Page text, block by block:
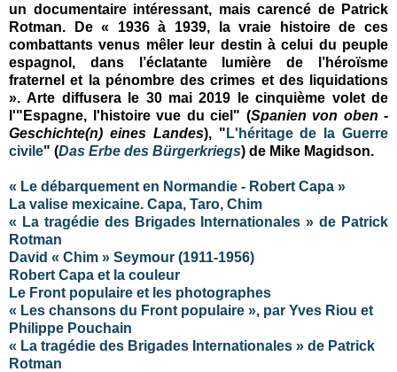
un documentaire intéressant, mais carencé de Patrick
Rotman. De « 1936 à 1939, la vraie histoire de ces
combattants venus mêler leur destin à celui du peuple
espagnol, dans l’éclatante lumière de l’héroïsme
fraternel et la pénombre des crimes et des liquidations
». Arte diffusera le 30 mai 2019 le cinquième volet de
l'"Espagne, l'histoire vue du ciel" (Spanien von oben -
Geschichte(n) eines Landes), " L'héritage de la Guerre
civile" (Das Erbe des Bürgerkriegs) de Mike Magidson.
« Le débarquement en Normandie - Robert Capa »
La valise mexicaine. Capa, Taro, Chim
« La tragédie des Brigades Internationales » de Patrick
Rotman
David « Chim » Seymour (1911-1956)
Robert Capa et la couleur
Le Front populaire et les photographes
« Les chansons du Front populaire », par Yves Riou et
Philippe Pouchain
« La tragédie des Brigades Internationales » de Patrick
Rotman